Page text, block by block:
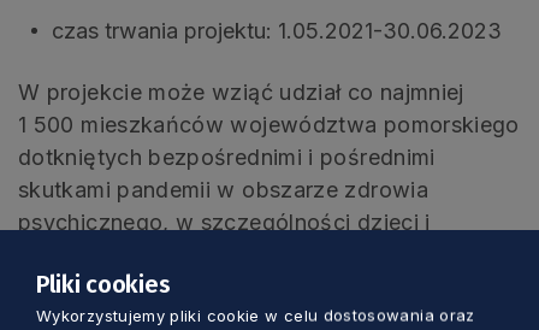
czas trwania projektu: 1.05.2021-30.06.2023
W projekcie może wziąć udział co najmniej
1 500 mieszkańców województwa pomorskiego
dotkniętych bezpośrednimi i pośrednimi
skutkami pandemii w obszarze zdrowia
psychicznego, w szczególności dzieci i
Projekt ma na celu wsparcie osób, które ze
Pliki cookies
Wykorzystujemy pliki cookie w celu dostosowania oraz